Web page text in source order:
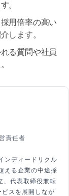
。
用倍率の高い
します。
る質問や社員
責任者
ンディードリクル
える企業の中途採
、代表取締役兼転
スを展開しなが